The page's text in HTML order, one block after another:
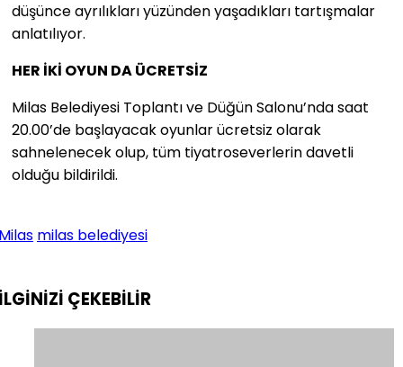
düşünce ayrılıkları yüzünden yaşadıkları tartışmalar
anlatılıyor.
HER İKİ OYUN DA ÜCRETSİZ
Milas Belediyesi Toplantı ve Düğün Salonu’nda saat
20.00’de başlayacak oyunlar ücretsiz olarak
sahnelenecek olup, tüm tiyatroseverlerin davetli
olduğu bildirildi.
milas belediyesi
ÇEKEBİLİR